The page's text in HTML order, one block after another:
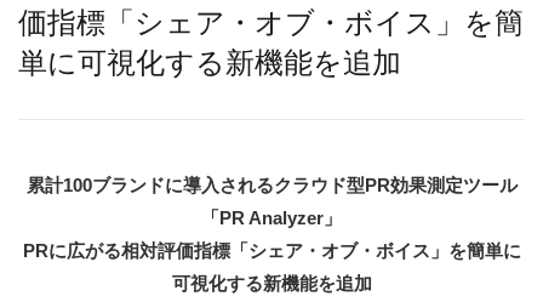
価指標「シェア・オブ・ボイス」を簡
単に可視化する新機能を追加
累計100ブランドに導入されるクラウド型PR効果測定ツール
「PR Analyzer」
PRに広がる相対評価指標「シェア・オブ・ボイス」を簡単に
可視化する新機能を追加